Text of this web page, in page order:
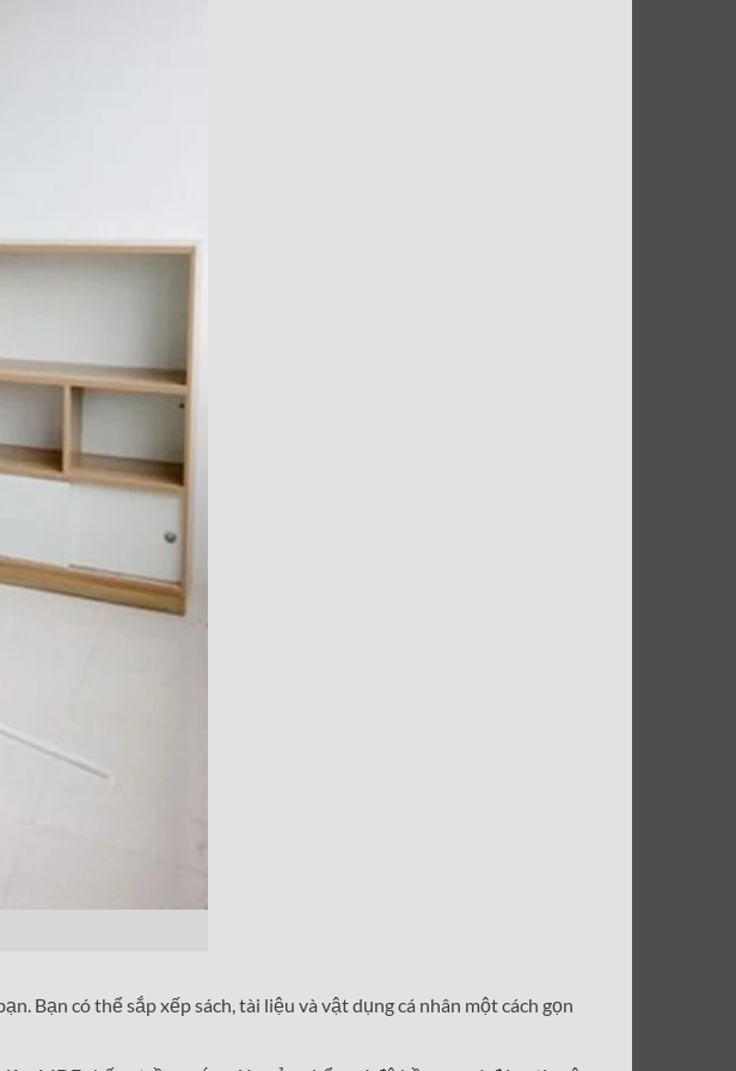
Bạn có thể sắp xếp sách, tài liệu và vật dụng cá nhân một cách gọn